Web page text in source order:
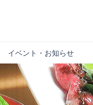
イベント・お知らせ